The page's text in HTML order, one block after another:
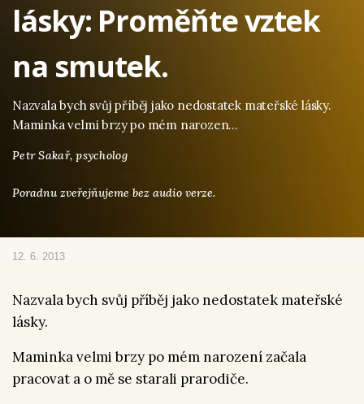
lásky: Proměňte vztek
na smutek.
Nazvala bych svůj příběj jako nedostatek mateřské lásky.
Maminka velmi brzy po mém narozen…
Petr Sakař,psycholog
Poradnu zveřejňujeme bez audio verze.
12. 6. 2013
Nazvala bych svůj příběj jako nedostatek mateřské
lásky.
Maminka velmi brzy po mém narození začala
pracovat a o mě se starali prarodiče.